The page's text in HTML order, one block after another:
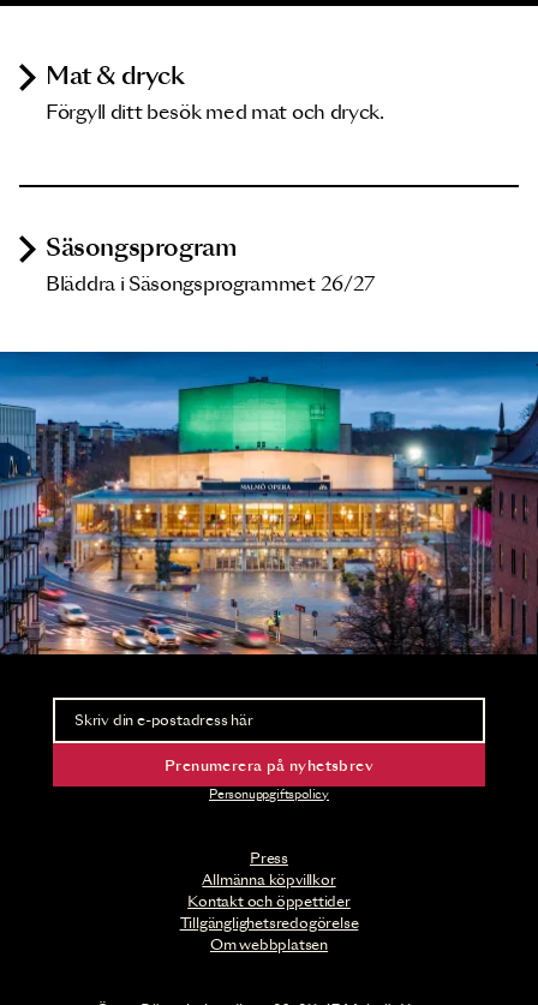
Mat & dryck
Förgyll ditt besök med mat och dryck.
Säsongsprogram
Bläddra i Säsongsprogrammet 26/27
Press
Allmänna köpvillkor
Kontakt och öppettider
Tillgänglighetsredogörelse
Om webbplatsen
Nyhetsbrev
Ta del av förhandsinformation och biljettsläpp.
Prenumerera på nyhetsbrev
Personuppgiftspolicy